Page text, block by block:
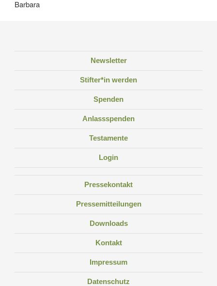
Barbara
Newsletter
Stifter*in werden
Spenden
Anlassspenden
Testamente
Login
Pressekontakt
Pressemitteilungen
Downloads
Kontakt
Impressum
Datenschutz